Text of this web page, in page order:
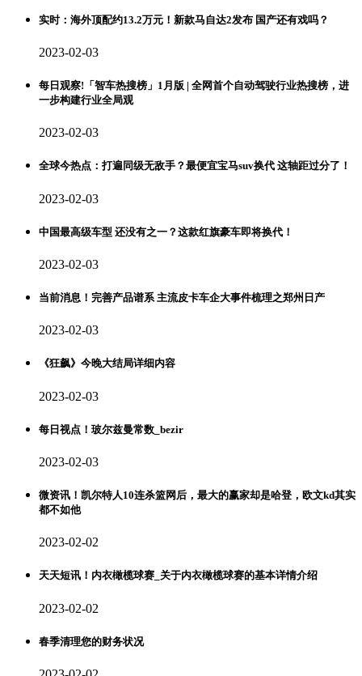
实时：海外顶配约13.2万元！新款马自达2发布 国产还有戏吗？
2023-02-03
每日观察!「智车热搜榜」1月版 | 全网首个自动驾驶行业热搜榜，进
一步构建行业全局观
2023-02-03
全球今热点：打遍同级无敌手？最便宜宝马suv换代 这轴距过分了！
2023-02-03
中国最高级车型 还没有之一？这款红旗豪车即将换代！
2023-02-03
当前消息！完善产品谱系 主流皮卡车企大事件梳理之郑州日产
2023-02-03
《狂飙》今晚大结局详细内容
2023-02-03
每日视点！玻尔兹曼常数_bezir
2023-02-03
微资讯！凯尔特人10连杀篮网后，最大的赢家却是哈登，欧文kd其实
都不如他
2023-02-02
天天短讯！内衣橄榄球赛_关于内衣橄榄球赛的基本详情介绍
2023-02-02
春季清理您的财务状况